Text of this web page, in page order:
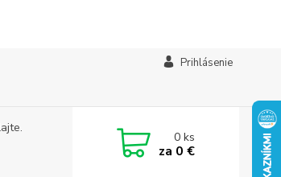
Prihlásenie
0ks
za 0 €